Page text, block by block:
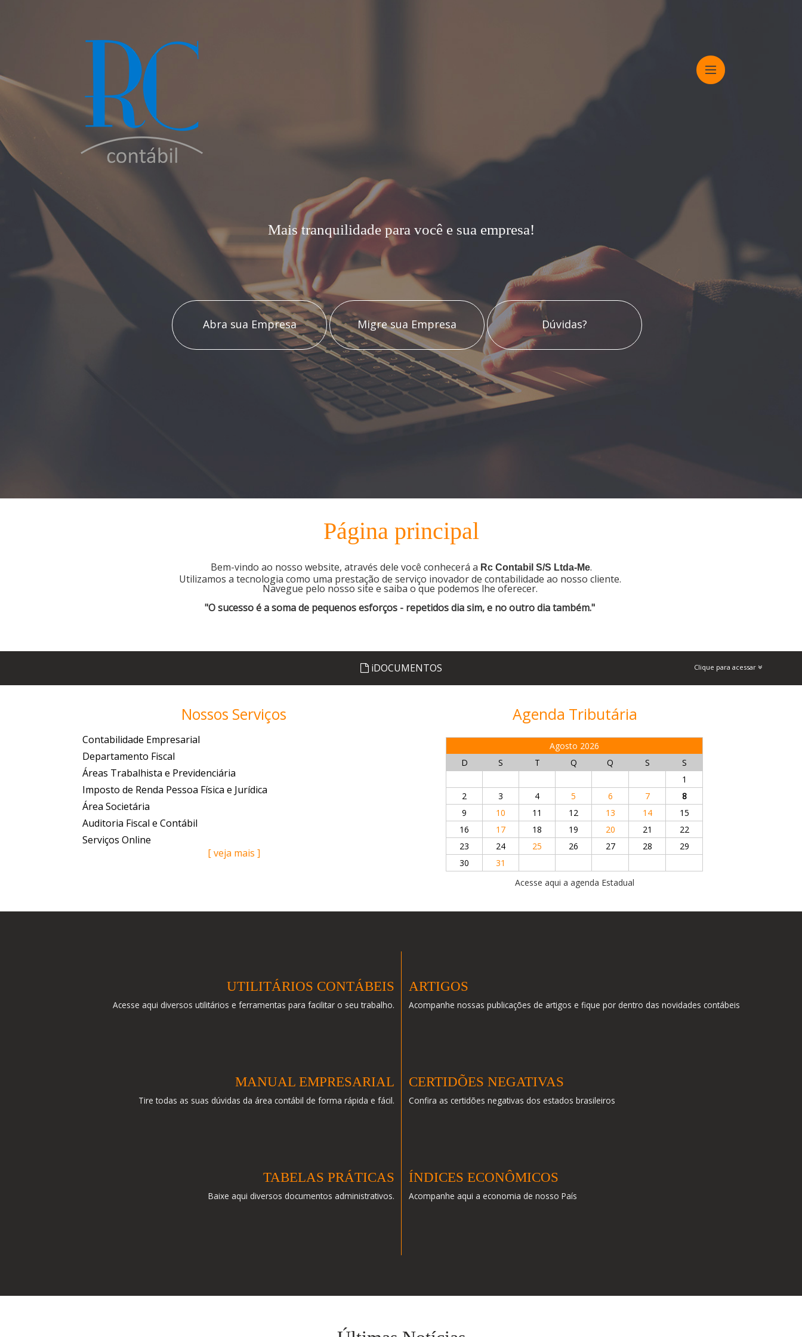
Abra sua Empresa Migre sua Empresa Dúvidas?
Mais tranquilidade para você e sua empresa!
Página principal
Bem-vindo ao nosso website, através dele você conhecerá a Rc Contabil S/S Ltda-Me.
Utilizamos a tecnologia como uma prestação de serviço inovador de contabilidade ao nosso cliente.
Navegue pelo nosso site e saiba o que podemos lhe oferecer.
"O sucesso é a soma de pequenos esforços - repetidos dia sim, e no outro dia também."
iDOCUMENTOS Clique para acessar
Nossos Serviços
Contabilidade Empresarial
Departamento Fiscal
Áreas Trabalhista e Previdenciária
Imposto de Renda Pessoa Física e Jurídica
Área Societária
Auditoria Fiscal e Contábil
Serviços Online
[ veja mais ]
Agenda Tributária
Agosto 2026
D
S T Q Q S
S
1
2
3 4 5 6 7
8
9
10 11 12 13 14
15
16
17 18 19 20 21
22
23
24 25 26 27 28
29
30
31
Acesse aqui a agenda Estadual
UTILITÁRIOS CONTÁBEIS
Acesse aqui diversos utilitários e ferramentas para facilitar o seu trabalho.
MANUAL EMPRESARIAL
Tire todas as suas dúvidas da área contábil de forma rápida e fácil.
TABELAS PRÁTICAS
Baixe aqui diversos documentos administrativos.
ARTIGOS
Acompanhe nossas publicações de artigos e fique por dentro das novidades contábeis
CERTIDÕES NEGATIVAS
Confira as certidões negativas dos estados brasileiros
ÍNDICES ECONÔMICOS
Acompanhe aqui a economia de nosso País